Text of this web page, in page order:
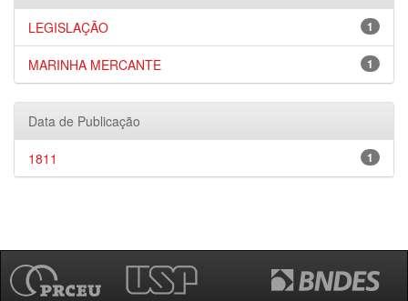
1
LEGISLAÇÃO
1
MARINHA MERCANTE
Data de Publicação
1
1811